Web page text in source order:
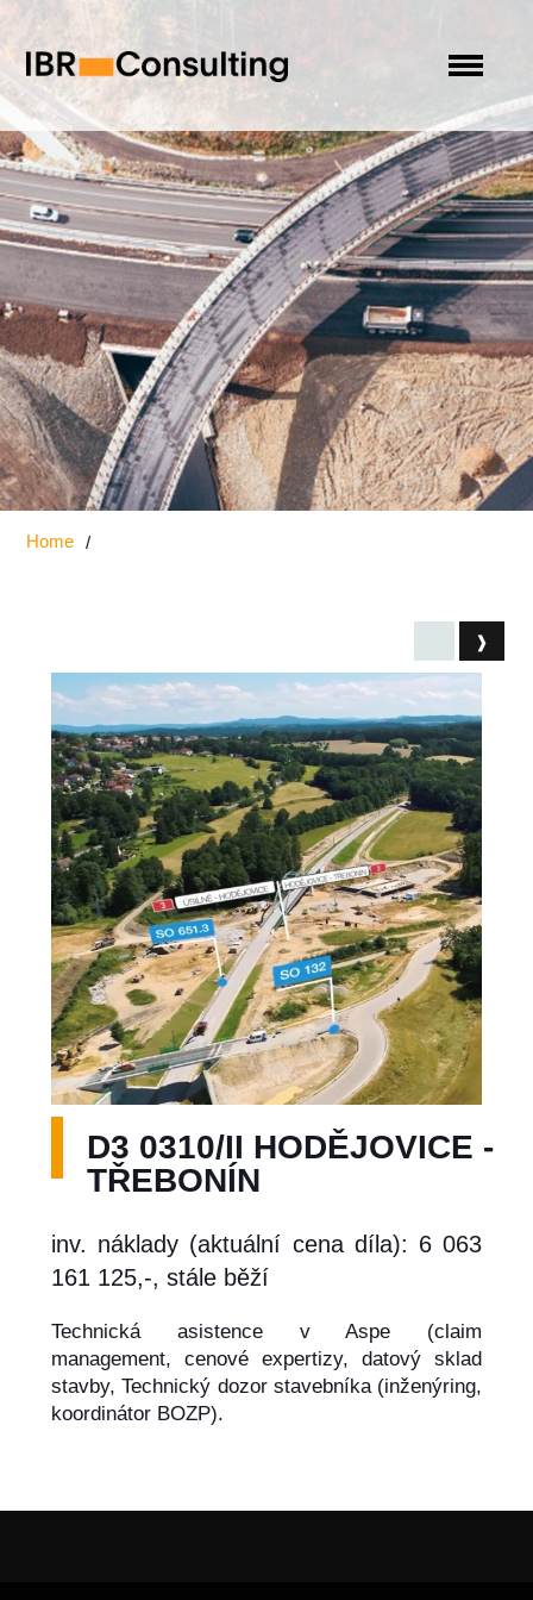
Home /
❱
D3 0310/II HODĚJOVICE -
TŘEBONÍN
inv. náklady (aktuální cena díla): 6 063
161 125,-, stále běží
Technická asistence v Aspe (claim
management, cenové expertizy, datový sklad
stavby, Technický dozor stavebníka (inženýring,
koordinátor BOZP).